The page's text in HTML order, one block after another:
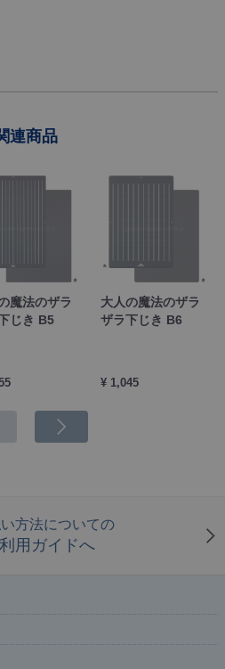
連商品
魔法のザラ
じき B5
大人の魔法のザラ
ザラ下じき B6
¥ 1,045
方法についての
用ガイドへ